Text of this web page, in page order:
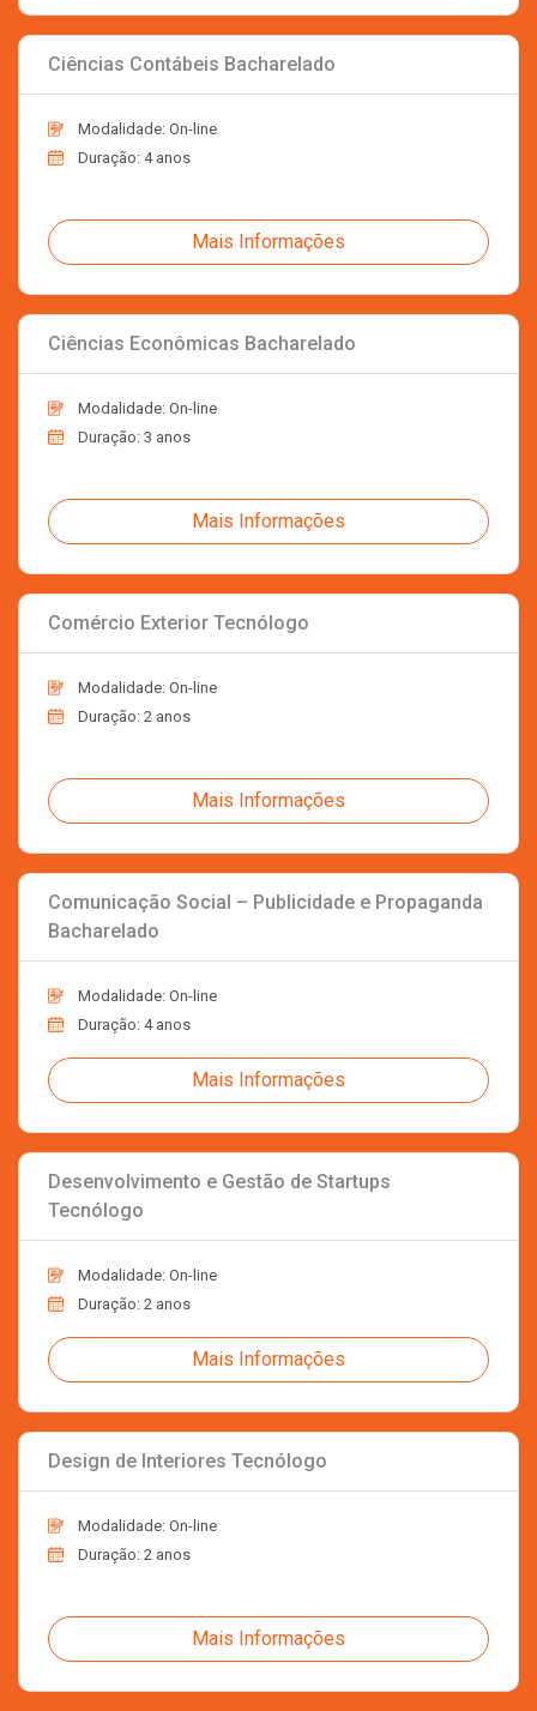
Ciências Contábeis Bacharelado
Modalidade: On-line
Duração: 4 anos
Mais Informações
Ciências Econômicas Bacharelado
Modalidade: On-line
Duração: 3 anos
Mais Informações
Comércio Exterior Tecnólogo
Modalidade: On-line
Duração: 2 anos
Mais Informações
Comunicação Social – Publicidade e Propaganda
Bacharelado
Modalidade: On-line
Duração: 4 anos
Mais Informações
Desenvolvimento e Gestão de Startups
Tecnólogo
Modalidade: On-line
Duração: 2 anos
Mais Informações
Design de Interiores Tecnólogo
Modalidade: On-line
Duração: 2 anos
Mais Informações